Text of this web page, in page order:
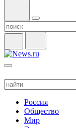
Россия
Общество
Мир